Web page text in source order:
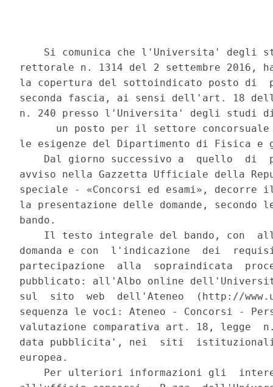
Si comunica che l'Universita' degli
rettorale n. 1314 del 2 settembre 2016,
la copertura del sottoindicato posto di
seconda fascia, ai sensi dell'art. 18
n. 240 presso l'Universita' degli studi
un posto per il settore
le esigenze del Dipartimento di Fisica e
Dal giorno successivo a  quello  di
avviso nella Gazzetta Ufficiale della
speciale - «Concorsi ed esami»,
la presentazione delle domande,
bando.
Il testo integrale del bando, con
domanda e con  l'indicazione  dei
partecipazione  alla  sopraindicata
pubblicato: all'Albo online
sul  sito  web  dell'Ateneo  (http://
sequenza le voci: Ateneo - Concorsi -
valutazione comparativa art. 18, legge
data pubblicita', nei  siti  istituzionali
europea.
Per ulteriori informazioni gli